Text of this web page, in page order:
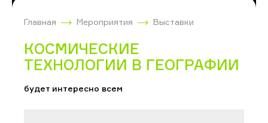
Главная Мероприятия Выставки
КОСМИЧЕСКИЕ
ТЕХНОЛОГИИ В ГЕОГРАФИИ
будет интересно всем